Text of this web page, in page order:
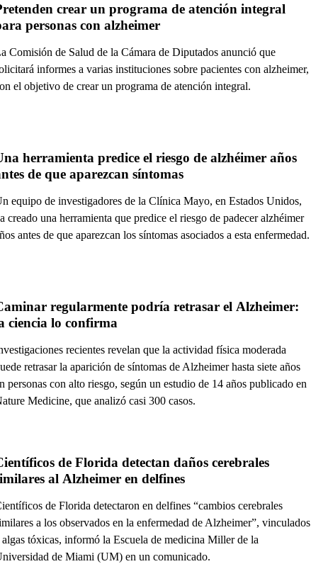
crear un programa de atención integral
Comisión de Salud de la Cámara de Diputados anunció que
informes a varias instituciones sobre pacientes con alzheimer,
el objetivo de crear un programa de atención integral.
herramienta predice el riesgo de alzhéimer años
de que aparezcan síntomas
equipo de investigadores de la Clínica Mayo, en Estados Unidos,
creado una herramienta que predice el riesgo de padecer alzhéimer
antes de que aparezcan los síntomas asociados a esta enfermedad.
regularmente podría retrasar el Alzheimer:
ciencia lo confirma
recientes revelan que la actividad física moderada
retrasar la aparición de síntomas de Alzheimer hasta siete años
personas con alto riesgo, según un estudio de 14 años publicado en
Medicine, que analizó casi 300 casos.
de Florida detectan daños cerebrales
de Florida detectaron en delfines “cambios cerebrales
a los observados en la enfermedad de Alzheimer”, vinculados
algas tóxicas, informó la Escuela de medicina Miller de la
de Miami (UM) en un comunicado.